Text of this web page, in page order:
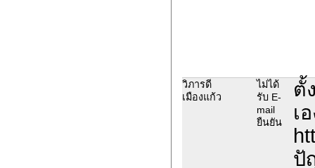
วิภารดี
เมืองแก้ว
ไม่ได้
รับ E-
mail
ยืนยัน
ตั้
เ
ปั